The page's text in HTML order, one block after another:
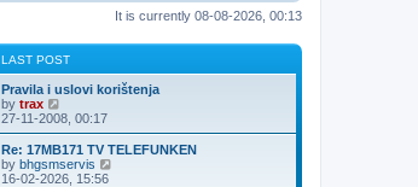
It is currently 08-08-2026, 00:13
LAST POST
Pravila i uslovi korištenja
by trax
i
e
w
t
h
27-11-2008, 00:17
Re: 17MB171 TV TELEFUNKEN
by bhgsmservis
16-02-2026, 15:56